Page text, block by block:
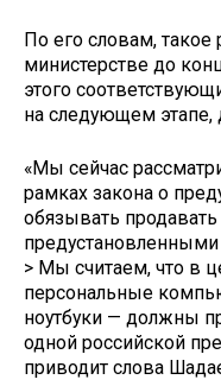
По его словам,
министерстве до
этого
на следующем этапе,
«Мы сейчас
рамках закона о
обязывать продавать
> Мы считаем, что в
персональные
ноутбуки — должны
одной российской
приводит слова